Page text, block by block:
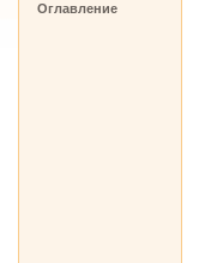
Оглавление